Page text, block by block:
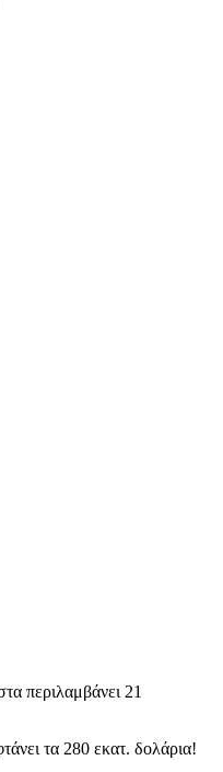
περιλαμβάνει 21
τα 280 εκατ. δολάρια!